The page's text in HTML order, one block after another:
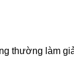
thường làm